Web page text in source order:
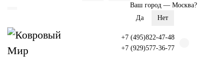
Ваш город — Москва?
+7 (495)822-47-48
+7 (929)577-36-77